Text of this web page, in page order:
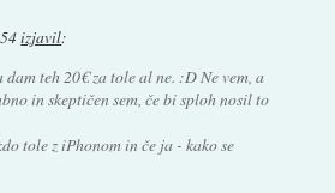
izjavil:
dam teh 20€ za tole al ne. :D Ne vem, a
in skeptičen sem, če bi sploh nosil to
tole z iPhonom in če ja - kako se